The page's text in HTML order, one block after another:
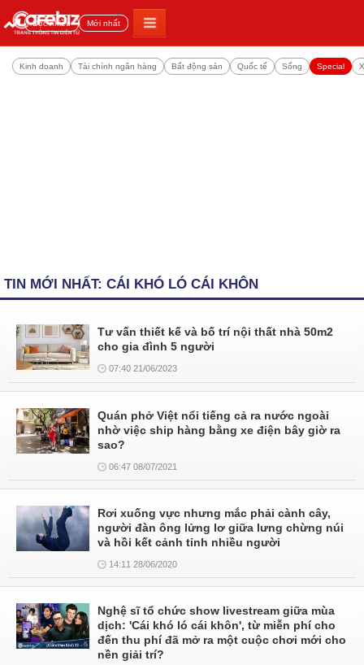
Đọc nhiều Mới nhất
Kinh doanh Tài chính ngân hàng Bất động sản Quốc tế Sống Special
TIN MỚI NHẤT: CÁI KHÓ LÓ CÁI KHÔN
Tư vấn thiết kế và bố trí nội thất nhà 50m2
cho gia đình 5 người
07:40 21/06/2023
Quán phở Việt nổi tiếng cả ra nước ngoài
nhờ việc ship hàng bằng xe điện bây giờ ra
sao?
06:47 08/07/2021
Rơi xuống vực nhưng mắc phải cành cây,
người đàn ông lửng lơ giữa lưng chừng núi
và hồi kết cảnh tỉnh nhiều người
14:11 28/06/2020
Nghệ sĩ tổ chức show livestream giữa mùa
dịch: 'Cái khó ló cái khôn', từ miễn phí cho
đến thu phí đã mở ra một cuộc chơi mới cho
nền giải trí?